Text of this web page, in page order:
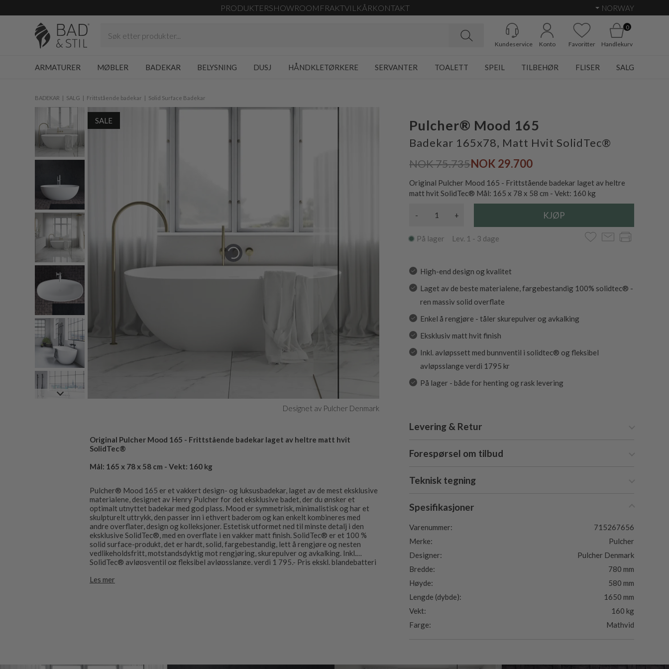
PRODUKTERSHOWROOM FRAKTVILKÅRKONTAKT NORWAY
Kundeservice Konto Favoritter
0
Handlekurv
ARMATURER MØBLER BADEKAR BELYSNING DUSJ HÅNDKLETØRKERE SERVANTER TOALETT SPEIL TILBEHØR FLISER SALG
BADEKAR SALG Frittstående badekar Solid Surface Badekar
SALE
Designet av Pulcher Denmark
Original Pulcher Mood 165 - Frittstående badekar laget av heltre matt hvit
SolidTec®
Mål: 165 x 78 x 58 cm - Vekt: 160 kg
Pulcher® Mood 165 er et vakkert design- og luksusbadekar, laget av de mest eksklusive
materialene, designet av Henry Pulcher for det eksklusive badet, der du ønsker et
optimalt utnyttet badekar med god plass. Mood er symmetrisk, minimalistisk og har et
skulpturelt uttrykk, den passer inn i ethvert baderom og kan enkelt kombineres med
andre overflater, design og kolleksjoner. Estetisk utformet ned til minste detalj i den
eksklusive SolidTec®, med en overflate i en vakker matt finish. SolidTec® er et 100 %
solid surface-produkt, det er hardt, solid, fargebestandig, lett å rengjøre og nesten
vedlikeholdsfritt, motstandsdyktig mot rengjøring, skurepulver og avkalking. Inkl.
SolidTec® avløpsventil og fleksibel avløpsslange, verdi 1 795,- Pris ekskl. blandebatteri
Les mer
Pulcher® Mood 165
Badekar 165x78, Matt Hvit SolidTec®
NOK 75.735NOK 29.700
Original Pulcher Mood 165 - Frittstående badekar laget av heltre
matt hvit SolidTec® Mål: 165 x 78 x 58 cm - Vekt: 160 kg
- +
På lager Lev. 1 - 3 dage
High-end design og kvalitet
Laget av de beste materialene, fargebestandig 100% solidtec® -
ren massiv solid overflate
Enkel å rengjøre - tåler skurepulver og avkalking
Eksklusiv matt hvit finish
Inkl. avløpssett med bunnventil i solidtec® og fleksibel
avløpsslange verdi 1795 kr
På lager - både for henting og rask levering
Levering & Retur
Forespørsel om tilbud
Teknisk tegning
Spesifikasjoner
Varenummer:
715267656
Merke:
Pulcher
Designer:
Pulcher Denmark
Bredde:
780 mm
Høyde:
580 mm
Lengde (dybde):
1650 mm
Vekt:
160 kg
Farge:
Mathvid